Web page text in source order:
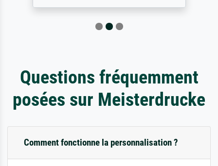
Questions fréquemment
posées sur Meisterdrucke
Comment fonctionne la personnalisation ?